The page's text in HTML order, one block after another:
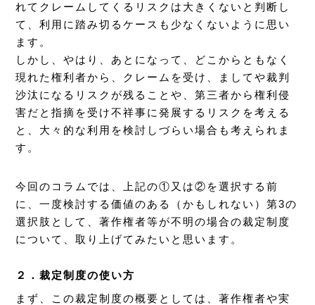
れてクレームしてくるリスクは大きくないと判断し
て、利用に踏み切るケースも少なくないように思い
ます。
しかし、やはり、あとになって、どこからともなく
現れた権利者から、クレームを受け、ましてや裁判
沙汰になるリスクが残ることや、第三者から権利侵
害だと指摘を受け不祥事に発展するリスクを考える
と、大々的な利用を検討しづらい場合も考えられま
す。
今回のコラムでは、上記の①又は②を選択する前
に、一度検討する価値のある（かもしれない）第3の
選択肢として、著作権者等が不明の場合の裁定制度
について、取り上げてみたいと思います。
２．裁定制度の使い方
まず、この裁定制度の概要としては、著作権者や実